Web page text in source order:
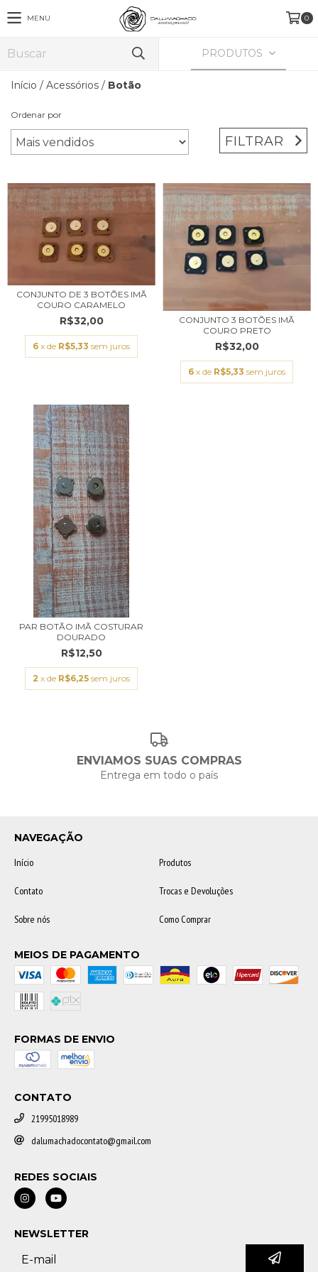
MENU 0
PRODUTOS
Início / Acessórios / Botão
Ordenar por
FILTRAR
CONJUNTO DE 3 BOTÕES IMÃ
COURO CARAMELO
R$32,00
6 x de R$5,33 sem juros
CONJUNTO 3 BOTÕES IMÃ
COURO PRETO
R$32,00
6 x de R$5,33 sem juros
PAR BOTÃO IMÃ COSTURAR
DOURADO
R$12,50
2 x de R$6,25 sem juros
ENVIAMOS SUAS COMPRAS
Entrega em todo o país
NAVEGAÇÃO
Início
Produtos
Contato Trocas e Devoluções
Sobre nós Como Comprar
MEIOS DE PAGAMENTO
FORMAS DE ENVIO
CONTATO
21995018989
dalumachadocontato@gmail.com
REDES SOCIAIS
NEWSLETTER